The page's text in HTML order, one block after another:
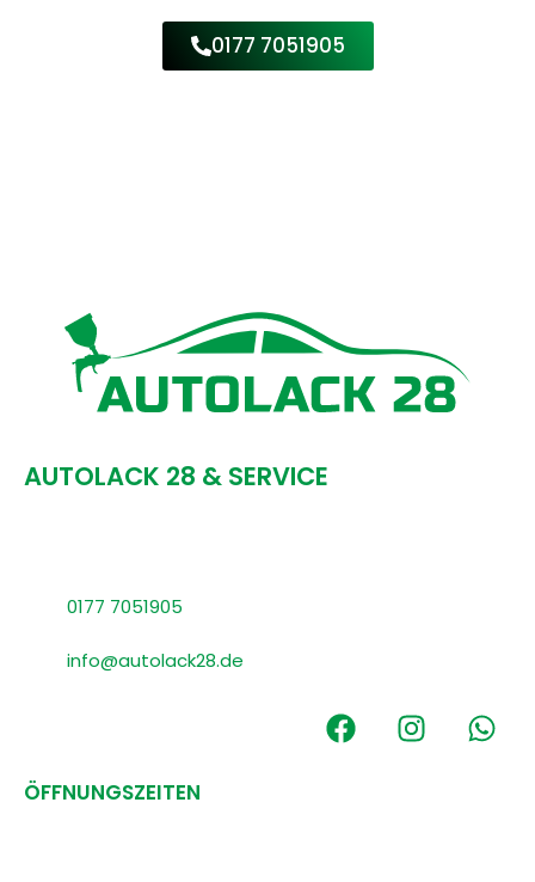
0177 7051905
AUTOLACK 28 & SERVICE
0177 7051905
info@autolack28.de
ÖFFNUNGSZEITEN